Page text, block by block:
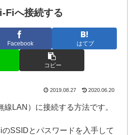
Fiへ接続する
Facebook はてブ
コピー
2019.08.27 2020.06.20
LAN）に接続する方法です。
SSIDとパスワードを入手して